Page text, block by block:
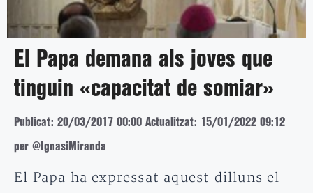
El Papa demana als joves que
tinguin «capacitat de somiar»
Publicat: 20/03/2017 00:00 Actualitzat: 15/01/2022 09:12
per @IgnasiMiranda
El Papa ha expressat aquest dilluns el